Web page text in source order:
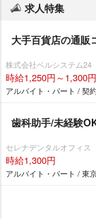
求人特集
大手百貨店の通販
株式会社ベルシステム24
時給1,250円～1,300円
アルバイト・パート / 契
歯科助手/未経験
セレナデンタルオフィス
時給1,300円
アルバイト・パート / 東